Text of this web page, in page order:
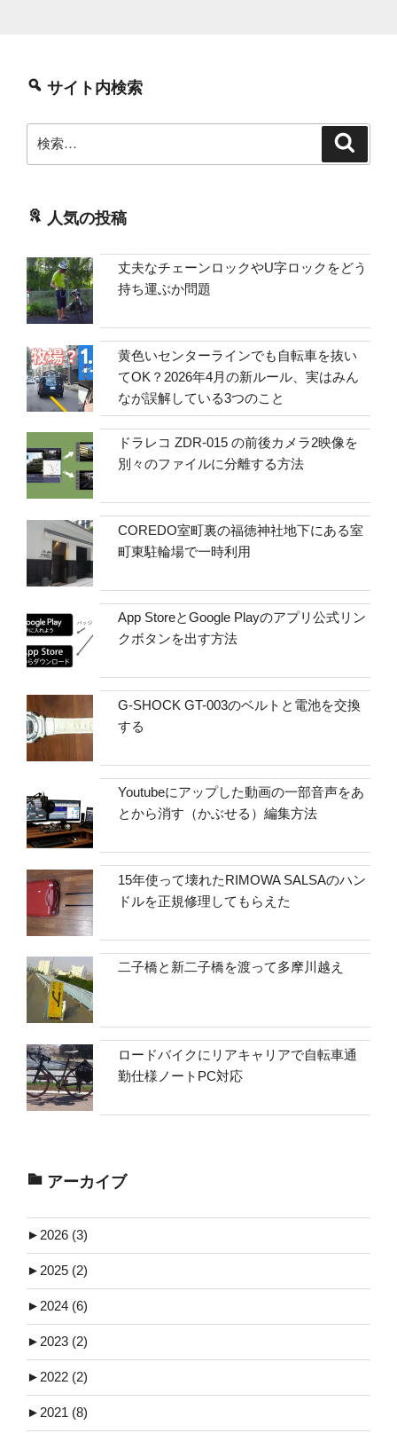
サイト内検索
索:
人気の投稿
丈夫なチェーンロックやU字ロックをどう
持ち運ぶか問題
黄色いセンターラインでも自転車を抜い
てOK？2026年4月の新ルール、実はみん
なが誤解している3つのこと
ドラレコ ZDR-015 の前後カメラ2映像を
別々のファイルに分離する方法
COREDO室町裏の福徳神社地下にある室
町東駐輪場で一時利用
App StoreとGoogle Playのアプリ公式リン
クボタンを出す方法
G-SHOCK GT-003のベルトと電池を交換
する
Youtubeにアップした動画の一部音声をあ
とから消す（かぶせる）編集方法
15年使って壊れたRIMOWA SALSAのハン
ドルを正規修理してもらえた
二子橋と新二子橋を渡って多摩川越え
ロードバイクにリアキャリアで自転車通
勤仕様ノートPC対応
アーカイブ
► 2026 (3)
► 2025 (2)
► 2024 (6)
► 2023 (2)
► 2022 (2)
► 2021 (8)